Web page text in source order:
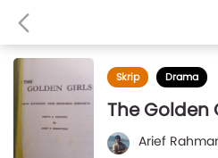
Skrip Drama
The Golden
Arief